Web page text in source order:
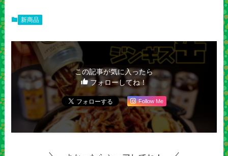
新商品
この記事が気に入ったら
フォローしてね！
Follow Me